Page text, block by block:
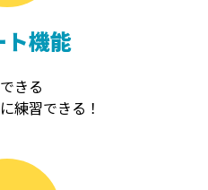
ト機能
きる
練習できる！